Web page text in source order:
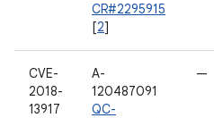
CR#2295915
[2]
CVE-
2018-
13917
A-
120487091
QC-
—